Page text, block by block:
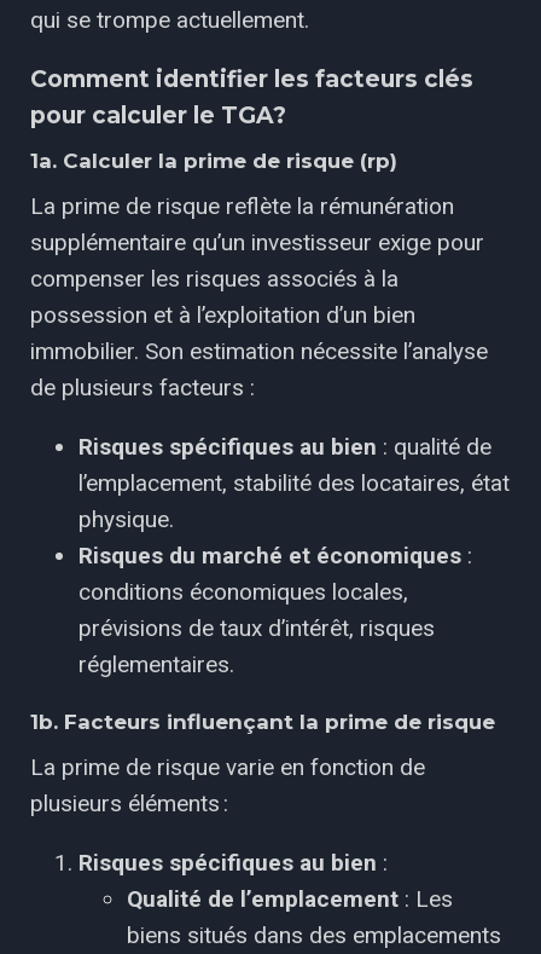
qui se trompe actuellement.
Comment identifier les facteurs clés
pour calculer le TGA?
1a. Calculer la prime de risque (rp)
La prime de risque reflète la rémunération
supplémentaire qu’un investisseur exige pour
compenser les risques associés à la
possession et à l’exploitation d’un bien
immobilier. Son estimation nécessite l’analyse
de plusieurs facteurs :
Risques spécifiques au bien : qualité de
l’emplacement, stabilité des locataires, état
physique.
Risques du marché et économiques :
conditions économiques locales,
prévisions de taux d’intérêt, risques
réglementaires.
1b. Facteurs influençant la prime de risque
La prime de risque varie en fonction de
plusieurs éléments :
Risques spécifiques au bien :
Qualité de l’emplacement : Les
biens situés dans des emplacements